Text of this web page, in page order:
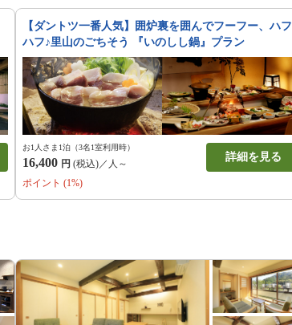
【ダントツ一番人気】囲炉裏を囲んでフーフー、ハフ
ハフ♪里山のごちそう 『いのしし鍋』プラン
お1人さま1泊（3名1室利用時）
16,400 円 (税込)／人～
詳細を見る
ポイント (1%)